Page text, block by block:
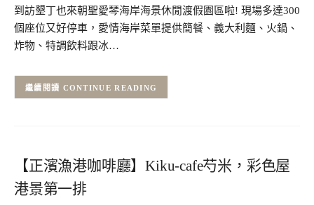
到訪墾丁也來朝聖愛琴海岸海景休閒渡假園區啦! 現場多達300
個座位又好停車，愛情海岸菜單提供簡餐、義大利麵、火鍋、
炸物、特調飲料跟冰…
CONTINUE READING
【正濱漁港咖啡廳】Kiku-cafe芍米，彩色屋
港景第一排